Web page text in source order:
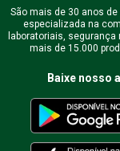
São mais de 30 anos
especializada na
laboratoriais,
mais de 15.000
Baixe nosso